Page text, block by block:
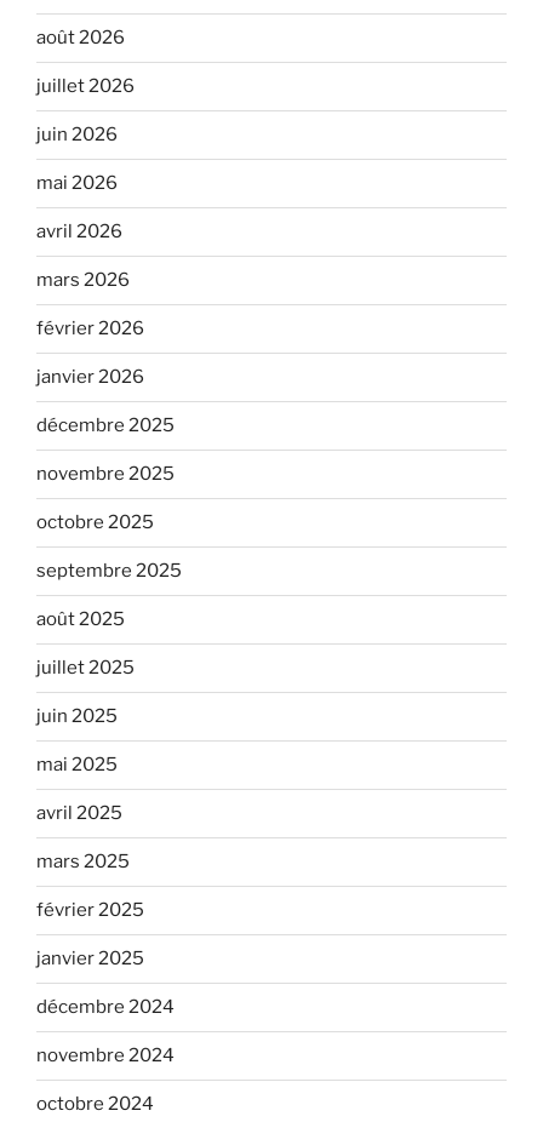
août 2026
juillet 2026
juin 2026
mai 2026
avril 2026
mars 2026
février 2026
janvier 2026
décembre 2025
novembre 2025
octobre 2025
septembre 2025
août 2025
juillet 2025
juin 2025
mai 2025
avril 2025
mars 2025
février 2025
janvier 2025
décembre 2024
novembre 2024
octobre 2024